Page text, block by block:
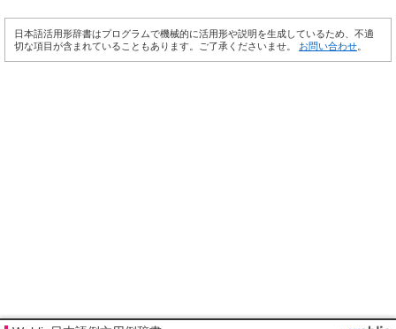
日本語活用形辞書はプログラムで機械的に活用形や説明を生成しているため、不適
切な項目が含まれていることもあります。ご了承くださいませ。 お問い合わせ